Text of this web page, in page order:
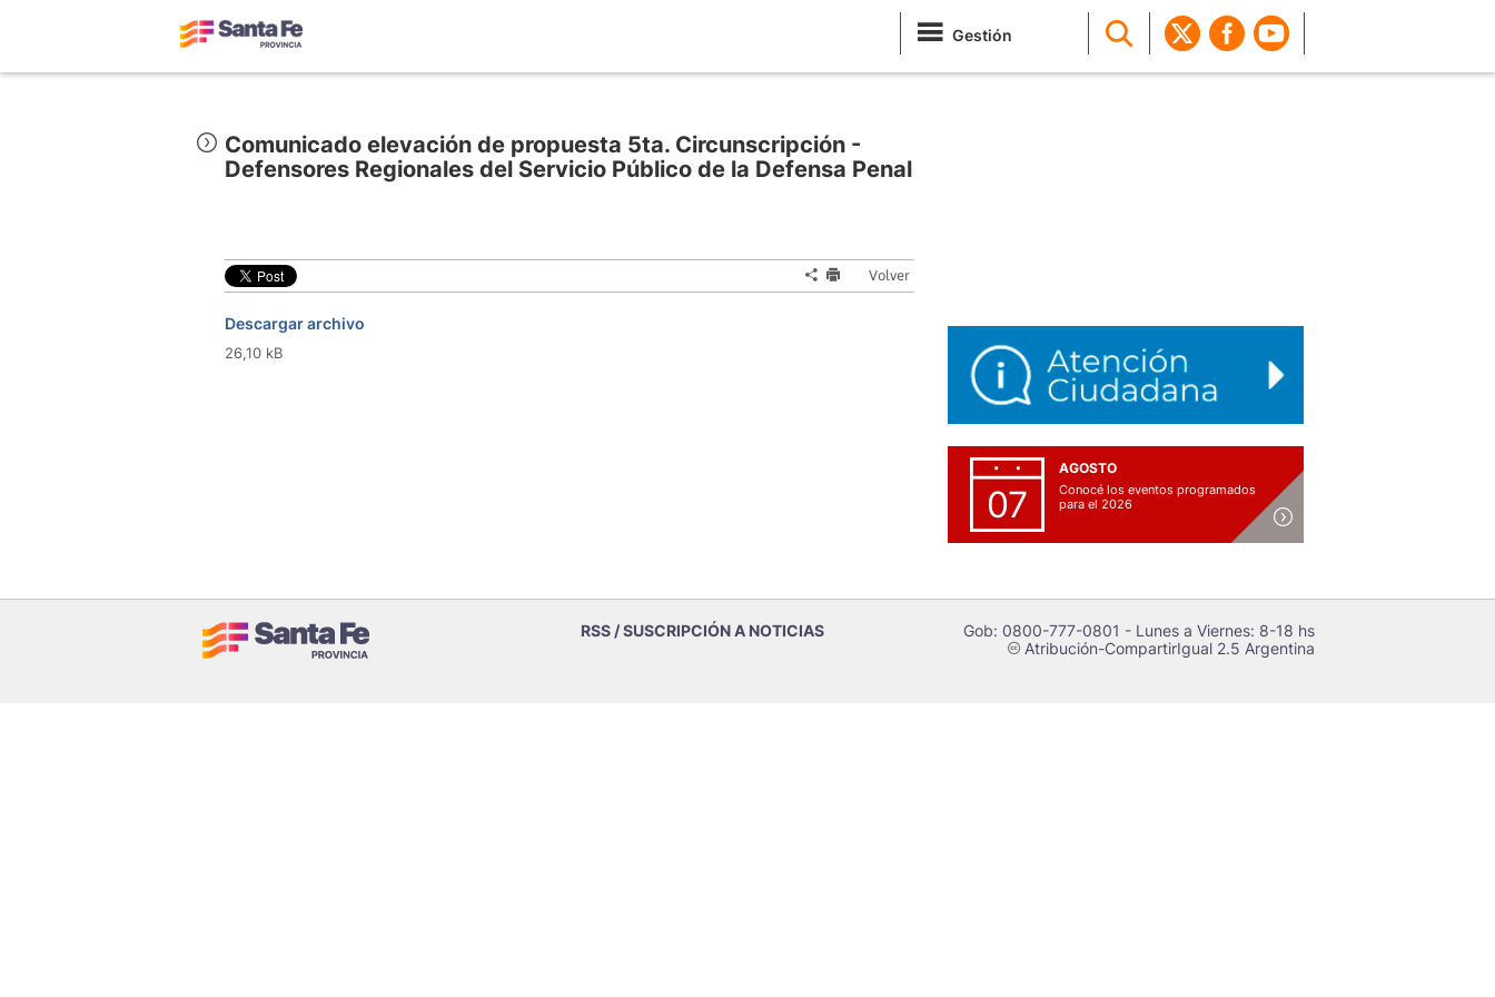
Gestión
Comunicado elevación de propuesta 5ta. Circunscripción -
Defensores Regionales del Servicio Público de la Defensa Penal
Volver
Descargar archivo
26,10 kB
07
AGOSTO
Conocé los eventos programados
para el 2026
RSS / SUSCRIPCIÓN A NOTICIAS Gob: 0800-777-0801 - Lunes a Viernes: 8-18 hs
cAtribución-CompartirIgual 2.5 Argentina